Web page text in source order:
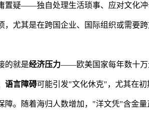
置疑——独自处理生活琐事、应对文化冲
尤其是在跨国企业、国际组织或需要
的就是经济压力——欧美国家每年数十万
语言障碍可能引发"文化休克"，尤其在初
障。随着海归人数增加，"洋文凭"含金